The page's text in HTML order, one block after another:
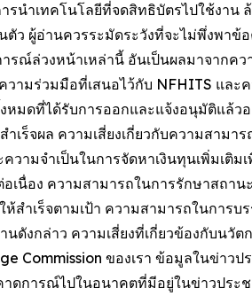
นำเทคโนโลยีที่จดสิทธิบัตรไปใช้งาน
ว ผู้อ่านควรระมัดระวังที่จะไม่พึ่งพา
ณ์ล่วงหน้าเหล่านี้ อันเป็นผลมาจากค
ามร่วมมือที่เสนอไว้กับ NFHITS แล
ดที่ได้รับการออกและแจ้งอนุมัติแล้ว
ร็จผล ความเสี่ยงเกี่ยวกับความสามา
มจำเป็นในการจัดหาเงินทุนเพิ่มเติม
เนื่อง ความสามารถในการรักษาสถ
เร็จตามเป้า ความสามารถในการบ
ดังกล่าว ความเสี่ยงที่เกี่ยวข้องกับน
Commission ของเรา ข้อมูลในข่า
ดการณ์ไปในอนาคตที่มีอยู่ในข่าวปร